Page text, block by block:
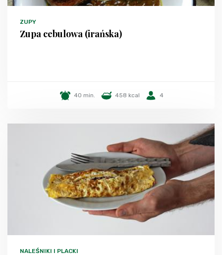
ZUPY
Zupa cebulowa (irańska)
40 min. 458 kcal 4
NALEŚNIKI I PLACKI